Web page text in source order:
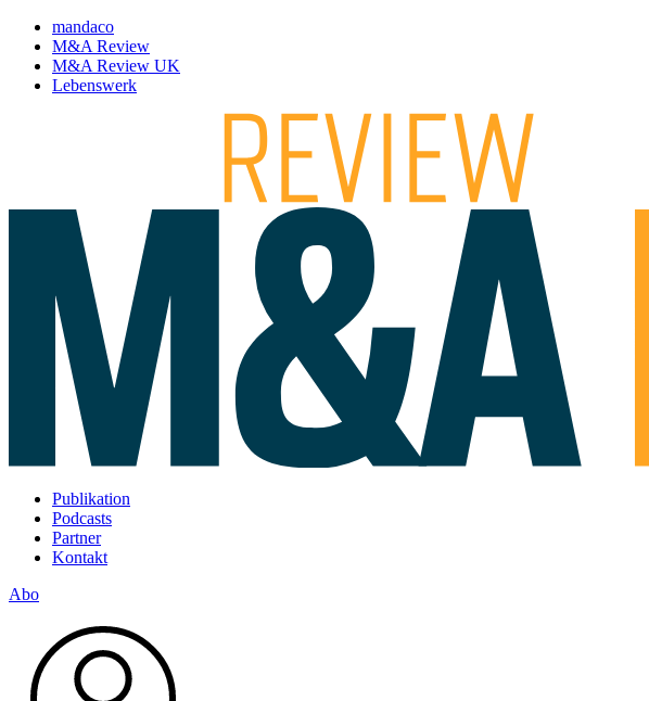
mandaco
M&A Review
M&A Review UK
Lebenswerk
Publikation
Podcasts
Partner
Kontakt
Abo